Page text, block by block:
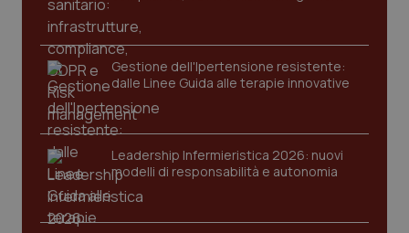
Gestione dell'Ipertensione resistente:
dalle Linee Guida alle terapie innovative
Leadership Infermieristica 2026: nuovi
modelli di responsabilità e autonomia
protette del sito. Il sito web non è in grado di
funzionare correttamente senza questi cookie.
Nome
Fornitore/Dominio
VISITOR_PRIVACY_METADATA
YouTube
.youtube.com